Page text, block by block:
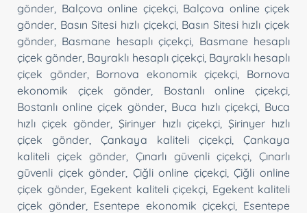
gönder Balçova online çiçekçi, Balçova online çiçek
gönder Basın Sitesi hızlı çiçekçi, Basın Sitesi hızlı çiçek
gönder Basmane hesaplı çiçekçi
Basmane hesaplı
çiçek gönder Bayraklı hesaplı çiçekçi, Bayraklı hesaplı
çiçek gönder, Bornova ekonomik çiçekçi
Bornova
ekonomik çiçek gönder
Bostanlı online çiçekçi
Bostanlı online çiçek gönder Buca hızlı çiçekçi Buca
hızlı çiçek gönder ,Şirinyer hızlı çiçekçi, Şirinyer hızlı
çiçek gönder
Çankaya kaliteli çiçekçi
Çankaya
kaliteli çiçek gönder ,Çınarlı güvenli çiçekçi ,Çınarlı
güvenli çiçek gönder Çiğli online çiçekçi,Çiğli online
çiçek gönder, Egekent kaliteli çiçekçi Egekent kaliteli
çiçek gönder, Esentepe ekonomik çiçekçi
Esentepe